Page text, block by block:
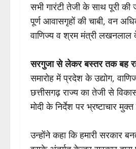
सभी गारंटी तेजी के साथ पूरी की
पूर्ण आवासगृहों की चाबी, वन
वाणिज्य व श्रम मंत्री लखनलाल
सरगुजा से लेकर बस्तर तक बह
समारोह में प्रदेश के उद्योग,
छत्तीसगढ़ राज्य का तेजी से
मोदी के निर्देश पर भ्रष्टाचार
उन्होंने कहा कि हमारी सरकार